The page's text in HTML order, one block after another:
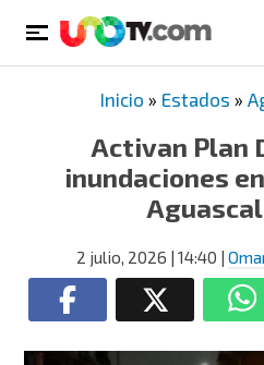
Inicio » Estados »
Activan Plan
inundaciones
2 julio, 2026 | 14:40 |